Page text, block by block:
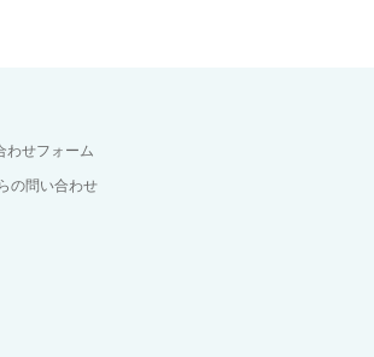
わせフォーム
の問い合わせ